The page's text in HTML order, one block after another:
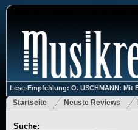
Lese-Empfehlung: O. USCHMANN:
Startseite Neuste Reviews
Suche: